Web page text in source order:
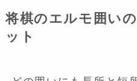
将棋のエルモ囲い
ット